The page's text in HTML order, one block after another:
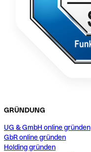
GRÜNDUNG
UG & GmbH online gründen
GbR online gründen
Holding gründen